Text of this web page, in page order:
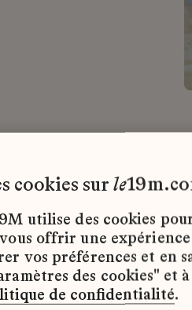
CDD
d’emploi
cookies sur le
utilise des cookies
offrir une expérience
vos préférences et en
des cookies" et
de confidentialité.